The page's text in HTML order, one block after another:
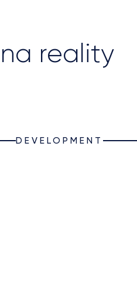
reality
DEVELOPMENT
reality
DEVELOPMENT